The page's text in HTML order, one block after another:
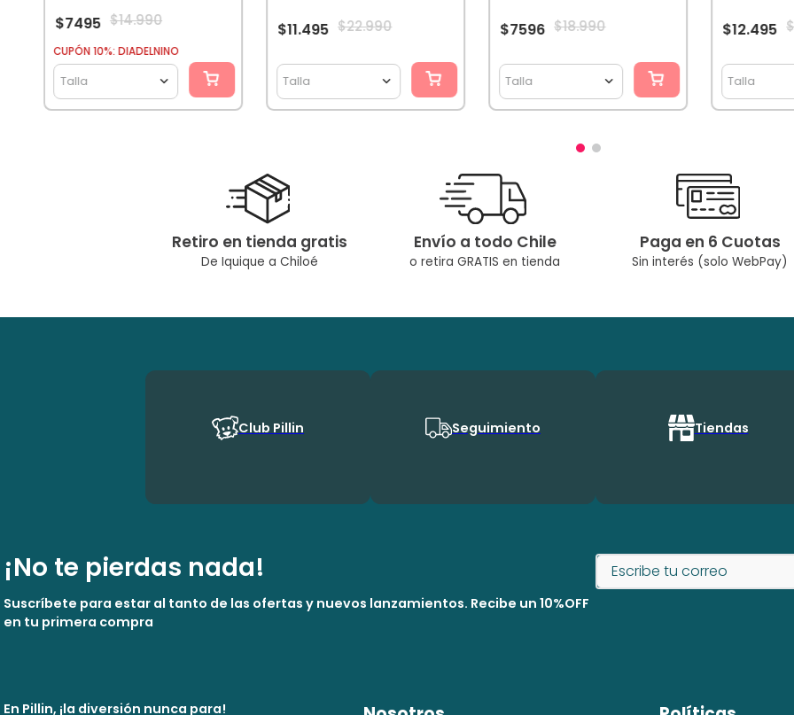
$7495 $14.990
CUPÓN 10%: DIADELNINO
Talla
$11.495 $22.990
Talla
$7596 $18.990
Talla
$12.495
Talla
Retiro en tienda gratis
De Iquique a Chiloé
Envío a todo Chile
o retira GRATIS en tienda
Paga en 6 Cuotas
Sin interés (solo WebPay)
Club Pillin Seguimiento Tiendas
¡No te pierdas nada!
Suscríbete para estar al tanto de las ofertas y nuevos lanzamientos. Recibe un 10%OFF
en tu primera compra
En Pillin, ¡la diversión nunca para!